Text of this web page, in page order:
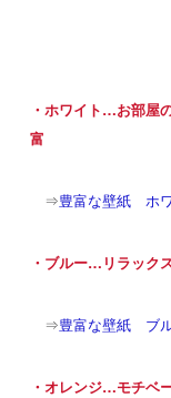
・ホワイト…お部屋
富
⇒豊富な壁紙 ホ
・ブルー…リラック
⇒豊富な壁紙 ブ
・オレンジ…モチベ